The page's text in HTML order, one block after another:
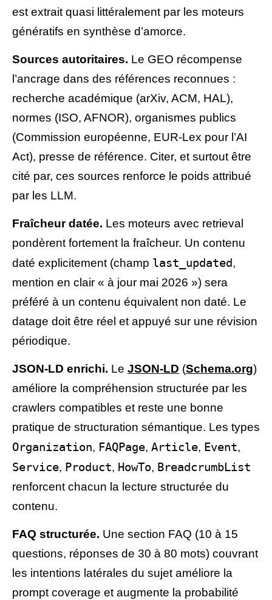
est extrait quasi littéralement par les moteurs
génératifs en synthèse d’amorce.
Sources autoritaires. Le GEO récompense
l’ancrage dans des références reconnues :
recherche académique (arXiv, ACM, HAL),
normes (ISO, AFNOR), organismes publics
(Commission européenne, EUR-Lex pour l’AI
Act), presse de référence. Citer, et surtout être
cité par, ces sources renforce le poids attribué
par les LLM.
Fraîcheur datée. Les moteurs avec retrieval
pondèrent fortement la fraîcheur. Un contenu
daté explicitement (champ last_updated,
mention en clair « à jour mai 2026 ») sera
préféré à un contenu équivalent non daté. Le
datage doit être réel et appuyé sur une révision
périodique.
JSON-LD enrichi. Le JSON-LD (Schema.org)
améliore la compréhension structurée par les
crawlers compatibles et reste une bonne
pratique de structuration sémantique. Les types
Organization, FAQPage, Article, Event,
Service, Product, HowTo, BreadcrumbList
renforcent chacun la lecture structurée du
contenu.
FAQ structurée. Une section FAQ (10 à 15
questions, réponses de 30 à 80 mots) couvrant
les intentions latérales du sujet améliore la
prompt coverage et augmente la probabilité